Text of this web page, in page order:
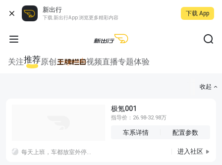
新出行
下载 新出行App 浏览更多精彩内容
下载 App
关注推荐原创 视频直播专题体验
收起
极氪001
指导价：26.98-32.98万
车系详情 配置参数
每天上班，车都放室外停车场爆晒，就担心车有什么问题 进入社区